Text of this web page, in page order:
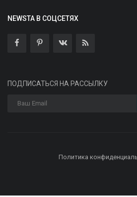
NEWSTA В СОЦСЕТЯХ
ПОДПИСАТЬСЯ НА РАССЫЛКУ
Политика